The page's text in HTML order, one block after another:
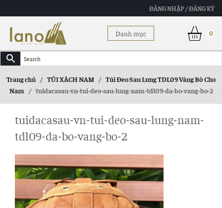
ĐĂNG NHẬP / ĐĂNG KÝ
Danh mục 0
Trang chủ / TÚI XÁCH NAM / Túi Đeo Sau Lưng TDL09 Vàng Bò Cho
Nam
/ tuidacasau-vn-tui-deo-sau-lung-nam-tdl09-da-bo-vang-bo-2
tuidacasau-vn-tui-deo-sau-lung-nam-
tdl09-da-bo-vang-bo-2